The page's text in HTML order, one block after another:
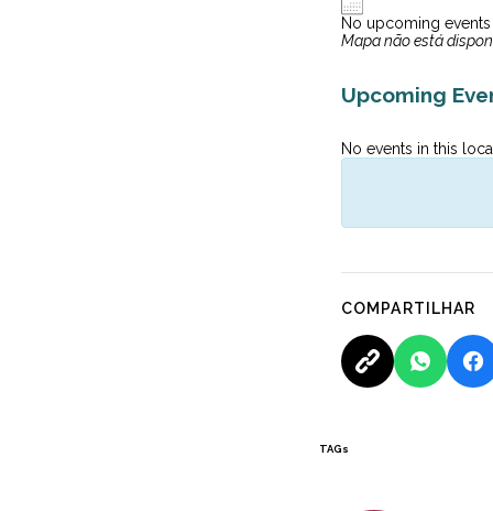
No upcoming events
Mapa não está
Upcoming
No events in this
COMPARTILHAR
TAGs